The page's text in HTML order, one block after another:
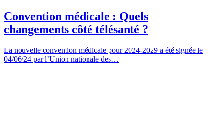
Convention médicale : Quels
changements côté télésanté ?
La nouvelle convention médicale pour 2024-2029 a été signée le
04/06/24 par l’Union nationale des…